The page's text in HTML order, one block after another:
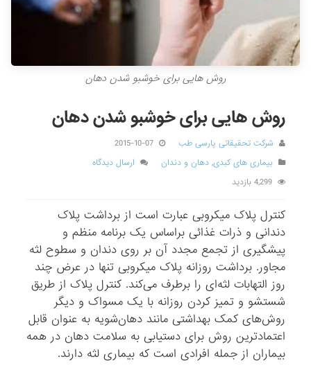
روش هایی برای خوشبو شدن دهان
روش هایی برای خوشبو شدن دهان
شرکت تحقیقاتی پارسی طب
2015-10-07
بیماری های کبدی,دهان و دندان
ارسال دیدگاه
4,299 بازدید
کنترل پلاک میکروبی عبارت است از برداشت پلاک
دندانی و ذرات غذائی براساس یک برنامه منظم و
پیشگیری از تجمع مجدد آن بر روی دندان و سطوح لثه
مجاور. برداشت روزانه پلاک میکروبی تنها در عرض چند
روز التهابات لثه‌ای را برطرف می‌کند. کنترل پلاک از طریق
شستشو و تمیز کردن روزانه با یک مسواک و دیگر
روش‌های کمک بهداشتی مانند دهان‌شویه به عنوان قابل
اعتمادترین روش برای دستیابی به سلامت دهان در همه
بیماران از جمله افرادی است که بیماری لثه دارند.